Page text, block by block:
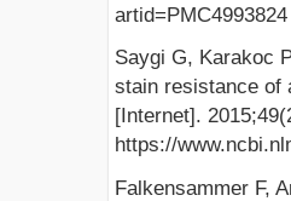
artid=PMC4993824
Saygi G, Karakoc
stain resistance of
[Internet].
https://
Falkensammer F,